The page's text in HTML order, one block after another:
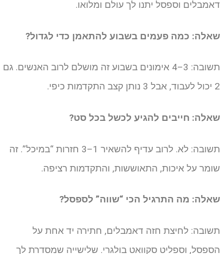
וספסל יתנו לך עולם ומלואו.
כמה פעמים בשבוע להתאמן כדי לגדול?
תשובה: 3–4 אימונים בשבוע זה מושלם לרוב האנשים. גם
כיפי.
חייבים להגיע לכשל בכל סט?
תשובה: לא. לרוב עדיף להשאיר 1–3 חזרות “במיכל”. זה
על איכות, התאוששות, והתקדמות רציפה.
מה התרגיל הכי “שווה” לספסל?
לחיצת חזה דאמבלים, חתירה יד אחת על
וספליט סקוואט בולגרי. שלישייה שמסדרת לך